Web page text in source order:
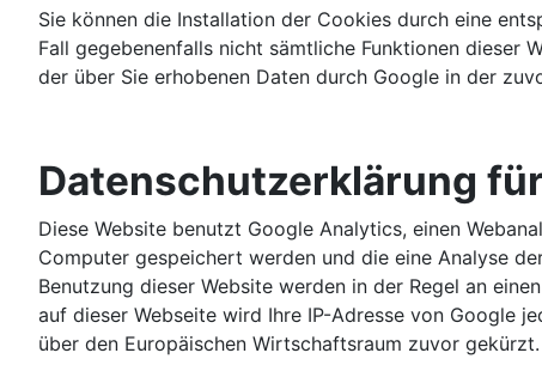
Sie können die Installation der Cookies durch eine
Fall gegebenenfalls nicht sämtliche Funktionen dieser
der über Sie erhobenen Daten durch Google in der
Datenschutzerklärung
Diese Website benutzt Google Analytics, einen
Computer gespeichert werden und die eine Analyse
Benutzung dieser Website werden in der Regel an
auf dieser Webseite wird Ihre IP-Adresse von Google
über den Europäischen Wirtschaftsraum zuvor gekürzt.